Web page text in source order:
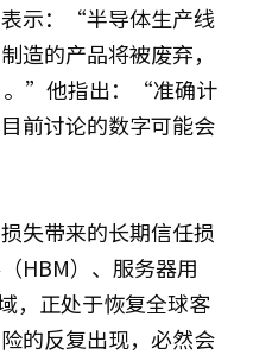
示：“半导体生产线
造的产品将被废弃，
。”他指出：“准确计
前讨论的数字可能会
失带来的长期信任损
HBM）、服务器用
，正处于恢复全球客
的反复出现，必然会